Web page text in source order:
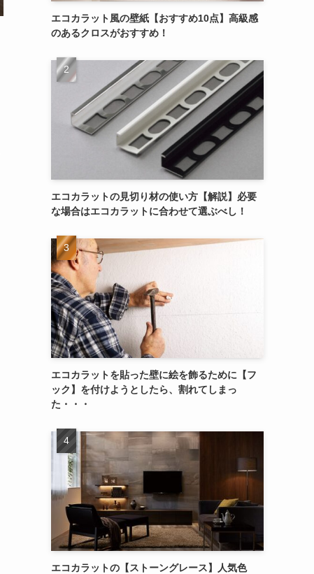
エコカラット風の壁紙【おすすめ10点】高級感
のあるクロスがおすすめ！
エコカラットの見切り材の使い方【解説】必要
な場合はエコカラットに合わせて選ぶべし！
エコカラットを貼った壁に絵を飾るために【フ
ック】を付けようとしたら、割れてしまっ
た・・・
エコカラットの【ストーングレース】人気色